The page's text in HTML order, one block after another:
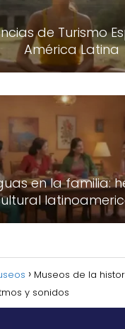
de Turismo
América Latina
en la familia:
Museos de la
y sonidos